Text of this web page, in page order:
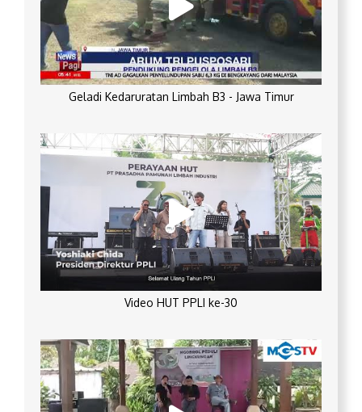
Geladi Kedaruratan Limbah B3 - Jawa Timur
Video HUT PPLI ke-30